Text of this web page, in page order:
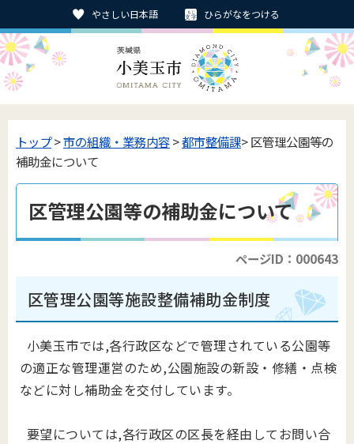
やさしい日本語 ひらがなをつける
トップ>市の組織・業務内容>都市整備課> 区管理公園等の
補助金について
区管理公園等の補助金について
ページID：000643
区管理公園等施設整備補助金制度
小美玉市では,各行政区などで管理されている公園等
の適正な管理運営のため,公園施設の新設・修繕・点検
などに対し補助金を交付しています。
要望については,各行政区の区長を経由してお問い合